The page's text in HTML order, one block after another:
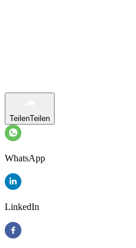
TeilenTeilen
WhatsApp
LinkedIn